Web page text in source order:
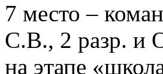
7 место –
С.В., 2 разр. и
на этапе